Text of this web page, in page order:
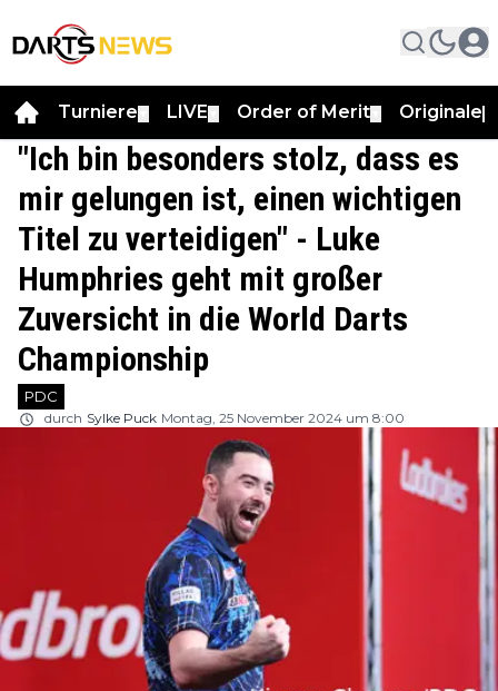
Turniere LIVE Order of Merit Originale
"Ich bin besonders stolz, dass es
mir gelungen ist, einen wichtigen
Titel zu verteidigen" - Luke
Humphries geht mit großer
Zuversicht in die World Darts
Championship
PDC
durch Sylke Puck Montag, 25 November 2024 um 8:00